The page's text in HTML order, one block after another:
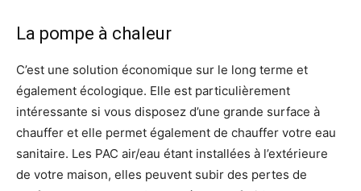
La pompe à chaleur
C’est une solution économique sur le long terme et
également écologique. Elle est particulièrement
intéressante si vous disposez d’une grande surface à
chauffer et elle permet également de chauffer votre eau
sanitaire. Les PAC air/eau étant installées à l’extérieure
de votre maison, elles peuvent subir des pertes de